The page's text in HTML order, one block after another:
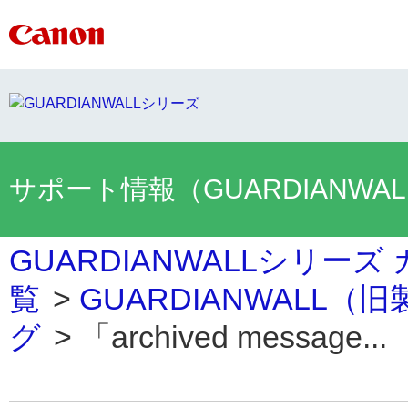
サポート情報（
GUARDIANWALLシリーズ
覧 > GUARDIANWALL（旧
グ > 「archived message...